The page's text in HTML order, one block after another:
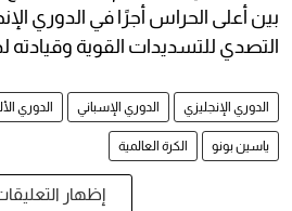
بين أعلى الحراس أجرًا في الدوري
التصدي للتسديدات القوية وقيادته
الدوري الإنجليزي الدوري الإسباني الدوري
ياسين بونو الكرة العالمية
إظهار